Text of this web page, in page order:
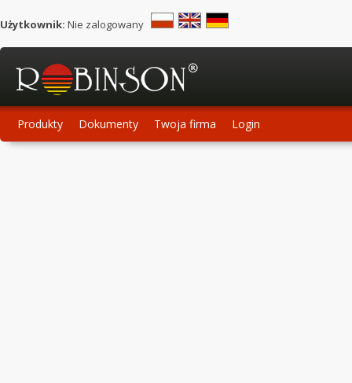
Użytkownik: Nie zalogowany
Produkty Dokumenty Twoja firma Login